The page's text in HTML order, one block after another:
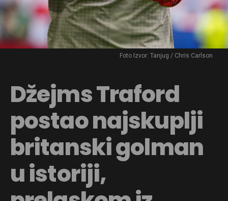
Foto Izvor: Tanjug / Chris Carlson
Džejms Traford
postao najskuplji
britanski golman
u istoriji,